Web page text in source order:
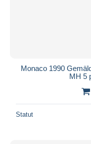
Monaco 1990
MH 5
Statut